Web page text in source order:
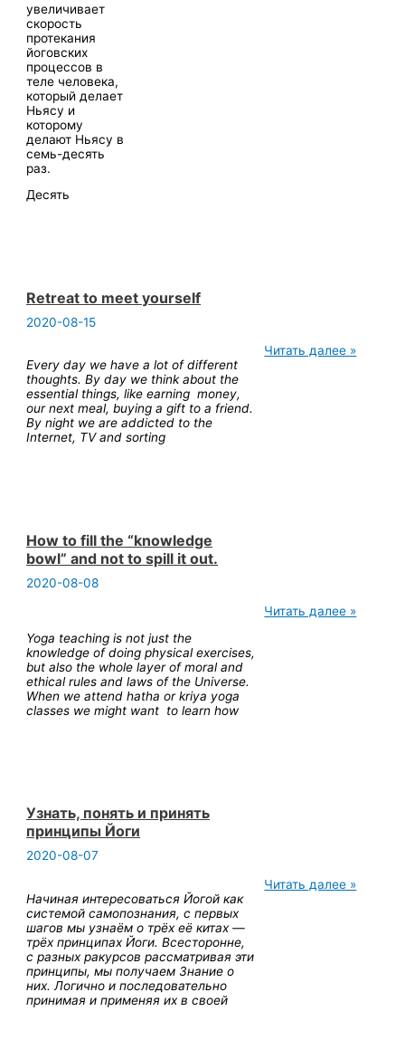
увеличивает
скорость
протекания
йоговских
процессов в
теле человека,
который делает
Ньясу и
которому
делают Ньясу в
семь-десять
раз.
Десять
Retreat to meet yourself
2020-08-15
Every day we have a lot of different
thoughts. By day we think about the
essential things, like earning money,
our next meal, buying a gift to a friend.
By night we are addicted to the
Internet, TV and sorting
Retreat
Читать далее »
How to fill the “knowledge
bowl” and not to spill it out.
2020-08-08
Yoga teaching is not just the
knowledge of doing physical exercises,
but also the whole layer of moral and
ethical rules and laws of the Universe.
When we attend hatha or kriya yoga
classes we might want to learn how
How
Читать далее »
Узнать, понять и принять
принципы Йоги
2020-08-07
Начиная интересоваться Йогой как
системой самопознания, с первых
шагов мы узнаём о трёх её китах —
трёх принципах Йоги. Всесторонне,
с разных ракурсов рассматривая эти
принципы, мы получаем Знание о
них. Логично и последовательно
принимая и применяя их в своей
Узнать,
Читать далее »